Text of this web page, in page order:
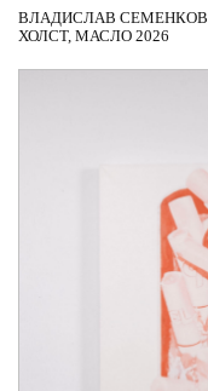
ВЛАДИСЛАВ СЕМЕНКОВ
ХОЛСТ, МАСЛО 2026